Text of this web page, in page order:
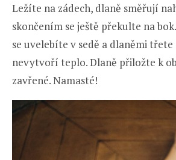
Ležíte na zádech, dlaně směřují
skončením se ještě překulte na
se uvelebíte v sedě a dlaněmi třete
nevytvoří teplo. Dlaně přiložte k
zavřené. Namasté!